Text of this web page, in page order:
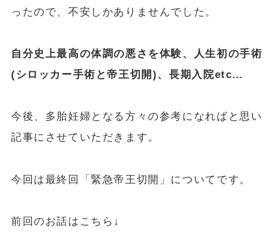
ったので、不安しかありませんでした。
自分史上最高の体調の悪さを体験、人生初の手術
(シロッカー手術と帝王切開)、長期入院etc…
今後、多胎妊婦となる方々の参考になればと思い
記事にさせていただきます。
今回は最終回「緊急帝王切開」についてです。
前回のお話はこちら↓